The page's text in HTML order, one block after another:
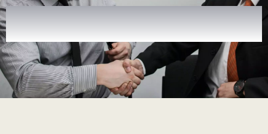
RÉSERVEZ VOTRE APPEL
STRATÉGIQUE OFFERT